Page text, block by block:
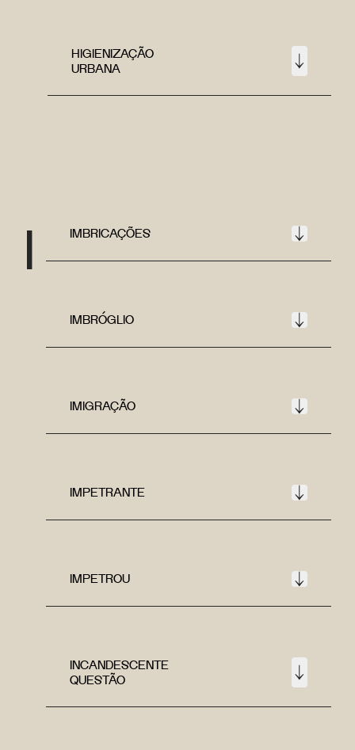
HIGIENIZAÇÃO
URBANA
I IMBRICAÇÕES
IMBRÓGLIO
IMIGRAÇÃO
IMPETRANTE
IMPETROU
INCANDESCENTE
QUESTÃO